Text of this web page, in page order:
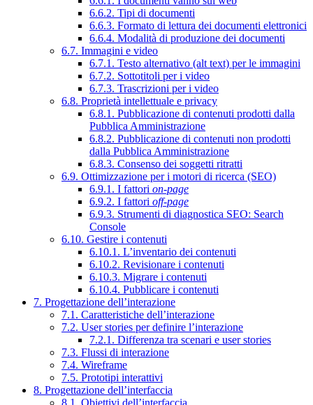
6.6.2. Tipi di documenti
6.6.3. Formato di lettura dei documenti elettronici
6.6.4. Modalità di produzione dei documenti
6.7. Immagini e video
6.7.1. Testo alternativo (alt text) per le immagini
6.7.2. Sottotitoli per i video
6.7.3. Trascrizioni per i video
6.8. Proprietà intellettuale e privacy
6.8.1. Pubblicazione di contenuti prodotti dalla
Pubblica Amministrazione
6.8.2. Pubblicazione di contenuti non prodotti
dalla Pubblica Amministrazione
6.8.3. Consenso dei soggetti ritratti
6.9. Ottimizzazione per i motori di ricerca (SEO)
6.9.1. I fattori on-page
6.9.2. I fattori off-page
6.9.3. Strumenti di diagnostica SEO: Search
Console
6.10. Gestire i contenuti
6.10.1. L’inventario dei contenuti
6.10.2. Revisionare i contenuti
6.10.3. Migrare i contenuti
6.10.4. Pubblicare i contenuti
7. Progettazione dell’interazione
7.1. Caratteristiche dell’interazione
7.2. User stories per definire l’interazione
7.2.1. Differenza tra scenari e user stories
7.3. Flussi di interazione
7.4. Wireframe
7.5. Prototipi interattivi
8. Progettazione dell’interfaccia
8.1. Obiettivi dell’interfaccia